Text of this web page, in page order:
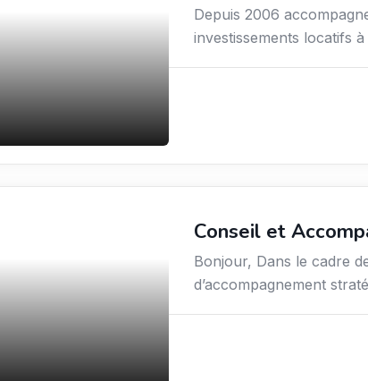
Depuis 2006
investissements locatifs
Conseil et
Bonjour, Dans le cadre
d’accompagnement